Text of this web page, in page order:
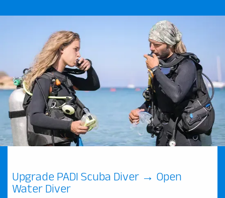
Upgrade PADI Scuba Diver → Open
Water Diver